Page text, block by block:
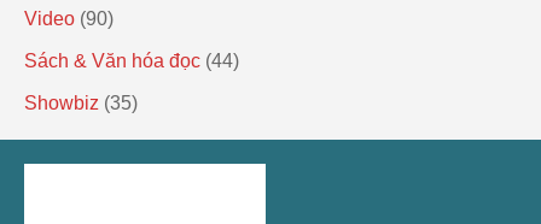
Video (90)
Sách & Văn hóa đọc (44)
Showbiz (35)